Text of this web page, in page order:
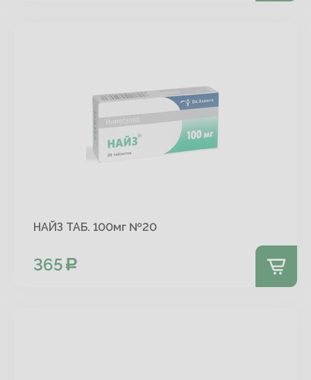
НАЙЗ ТАБ. 100мг №20
365